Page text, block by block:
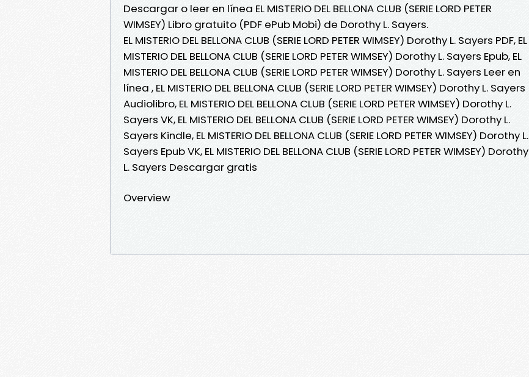
Descargar o leer en línea EL MISTERIO DEL BELLONA CLUB (SERIE LORD PETER
WIMSEY) Libro gratuito (PDF ePub Mobi) de Dorothy L. Sayers.
EL MISTERIO DEL BELLONA CLUB (SERIE LORD PETER WIMSEY) Dorothy L. Sayers PDF, EL
MISTERIO DEL BELLONA CLUB (SERIE LORD PETER WIMSEY) Dorothy L. Sayers Epub, EL
MISTERIO DEL BELLONA CLUB (SERIE LORD PETER WIMSEY) Dorothy L. Sayers Leer en
línea , EL MISTERIO DEL BELLONA CLUB (SERIE LORD PETER WIMSEY) Dorothy L. Sayers
Audiolibro, EL MISTERIO DEL BELLONA CLUB (SERIE LORD PETER WIMSEY) Dorothy L.
Sayers VK, EL MISTERIO DEL BELLONA CLUB (SERIE LORD PETER WIMSEY) Dorothy L.
Sayers Kindle, EL MISTERIO DEL BELLONA CLUB (SERIE LORD PETER WIMSEY) Dorothy L.
Sayers Epub VK, EL MISTERIO DEL BELLONA CLUB (SERIE LORD PETER WIMSEY) Dorothy
L. Sayers Descargar gratis
Overview